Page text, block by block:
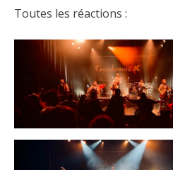
Toutes les réactions :